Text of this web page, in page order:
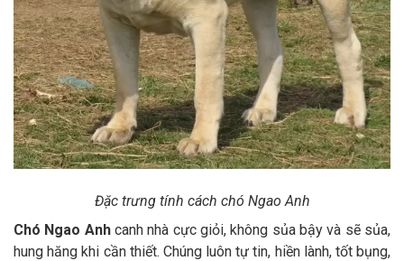
Đặc trưng tính cách chó Ngao Anh
Chó Ngao Anhcanh nhà cực giỏi, không sủa bậy và sẽ sủa,
hung hăng khi cần thiết. Chúng luôn tự tin, hiền lành, tốt bụng,